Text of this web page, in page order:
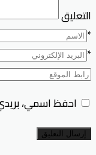
التعليق
*
*
احفظ اسمي،
إرسال التعليق